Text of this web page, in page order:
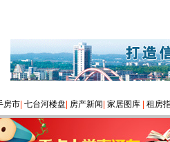
房市| 七台河楼盘 房产新闻 家居图库| 租房